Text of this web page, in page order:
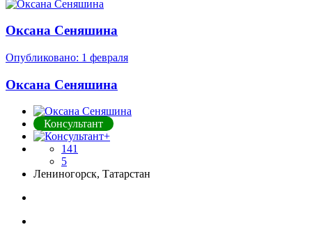
Оксана Сеняшина
Опубликовано: 1 февраля
Оксана Сеняшина
Консультант
141
5
Лениногорск, Татарстан